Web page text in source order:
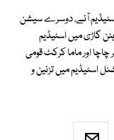
تماشائی اسٹیڈیم آئے، دوسرے سیشن
گاڑی میں اسٹیڈیم
اور ماما کرکٹ قومی
اسٹیڈیم میں تزئین و